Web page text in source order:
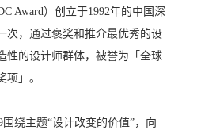
Award）创立于1992年的中国深
次，通过褒奖和推介最优秀的设
性的设计师群体，被誉为「全球
项」。
围绕主题“设计改变的价值”，向